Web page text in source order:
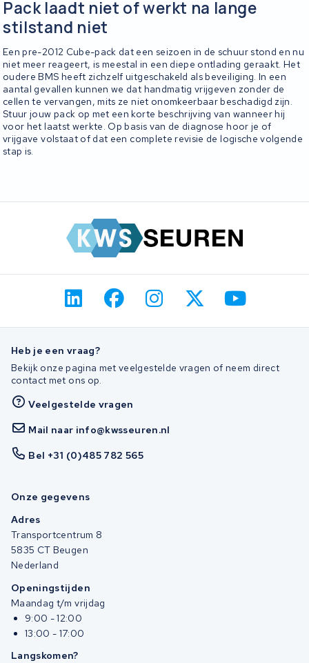
Pack laadt niet of werkt na lange
stilstand niet
Een pre-2012 Cube-pack dat een seizoen in de schuur stond en nu
niet meer reageert, is meestal in een diepe ontlading geraakt. Het
oudere BMS heeft zichzelf uitgeschakeld als beveiliging. In een
aantal gevallen kunnen we dat handmatig vrijgeven zonder de
cellen te vervangen, mits ze niet onomkeerbaar beschadigd zijn.
Stuur jouw pack op met een korte beschrijving van wanneer hij
voor het laatst werkte. Op basis van de diagnose hoor je of
vrijgave volstaat of dat een complete revisie de logische volgende
stap is.
Heb je een vraag?
Bekijk onze pagina met veelgestelde vragen of neem direct
contact met ons op.
Veelgestelde vragen
Mail naar info@kwsseuren.nl
Bel +31 (0)485 782 565
Onze gegevens
Adres
Transportcentrum 8
5835 CT Beugen
Nederland
Openingstijden
Maandag t/m vrijdag
9:00 - 12:00
13:00 - 17:00
Langskomen?